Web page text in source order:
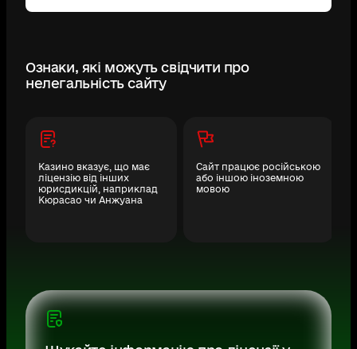
Ознаки, які можуть свідчити про
нелегальність сайту
Казино вказує, що має
ліцензію від інших
юрисдикцій, наприклад
Кюрасао чи Анжуана
Сайт працює російською
або іншою іноземною
мовою